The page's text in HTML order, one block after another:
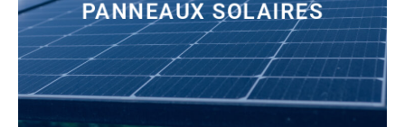
PANNEAUX SOLAIRES
installation, rénovation, dépannage…